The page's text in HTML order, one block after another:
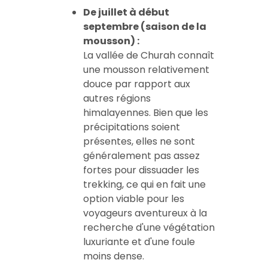
De juillet à début
septembre (saison de la
mousson) :
La vallée de Churah connaît
une mousson relativement
douce par rapport aux
autres régions
himalayennes. Bien que les
précipitations soient
présentes, elles ne sont
généralement pas assez
fortes pour dissuader les
trekking, ce qui en fait une
option viable pour les
voyageurs aventureux à la
recherche d'une végétation
luxuriante et d'une foule
moins dense.